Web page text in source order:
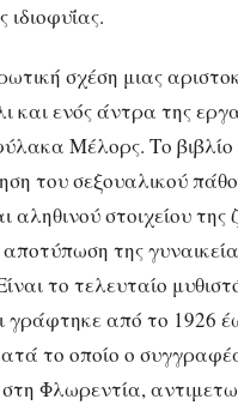
ιδιοφυΐας.
σχέση μιας
και ενός άντρα της
Μέλορς. Το βιβλίο
του σεξουαλικού
αληθινού στοιχείου της
αποτύπωση της
το τελευταίο
γράφτηκε από το 1926
το οποίο ο
Φλωρεντία,